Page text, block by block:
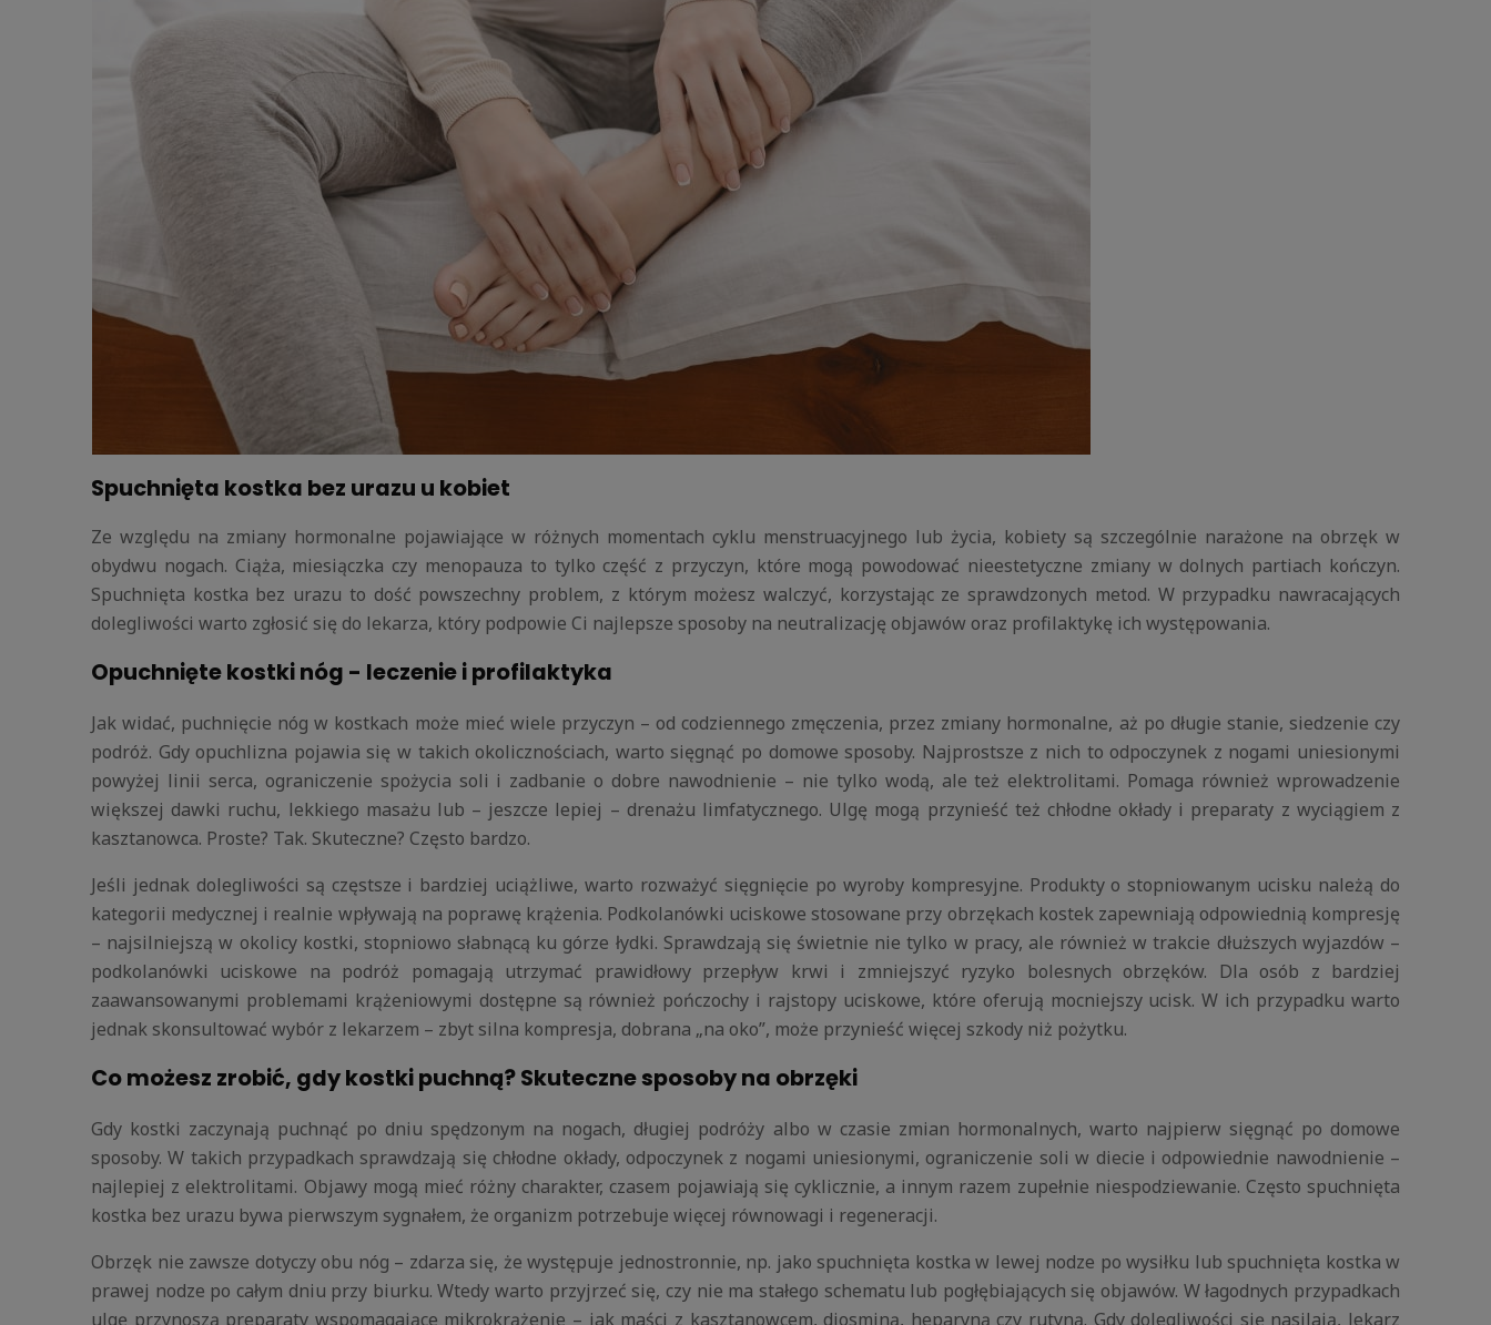
Spuchnięta kostka bez urazu u kobiet
Ze względu na zmiany hormonalne pojawiające w różnych momentach cyklu menstruacyjnego lub życia, kobiety są szczególnie narażone na obrzęk w
obydwu nogach. Ciąża, miesiączka czy menopauza to tylko część z przyczyn, które mogą powodować nieestetyczne zmiany w dolnych partiach kończyn.
Spuchnięta kostka bez urazu to dość powszechny problem, z którym możesz walczyć, korzystając ze sprawdzonych metod. W przypadku nawracających
dolegliwości warto zgłosić się do lekarza, który podpowie Ci najlepsze sposoby na neutralizację objawów oraz profilaktykę ich występowania.
Opuchnięte kostki nóg - leczenie i profilaktyka
Jak widać, puchnięcie nóg w kostkach może mieć wiele przyczyn – od codziennego zmęczenia, przez zmiany hormonalne, aż po długie stanie, siedzenie czy
podróż. Gdy opuchlizna pojawia się w takich okolicznościach, warto sięgnąć po domowe sposoby. Najprostsze z nich to odpoczynek z nogami uniesionymi
powyżej linii serca, ograniczenie spożycia soli i zadbanie o dobre nawodnienie – nie tylko wodą, ale też elektrolitami. Pomaga również wprowadzenie
większej dawki ruchu, lekkiego masażu lub – jeszcze lepiej – drenażu limfatycznego. Ulgę mogą przynieść też chłodne okłady i preparaty z wyciągiem z
kasztanowca. Proste? Tak. Skuteczne? Często bardzo.
Jeśli jednak dolegliwości są częstsze i bardziej uciążliwe, warto rozważyć sięgnięcie po wyroby kompresyjne. Produkty o stopniowanym ucisku należą do
kategorii medycznej i realnie wpływają na poprawę krążenia. Podkolanówki uciskowe stosowane przy obrzękach kostek zapewniają odpowiednią kompresję
– najsilniejszą w okolicy kostki, stopniowo słabnącą ku górze łydki. Sprawdzają się świetnie nie tylko w pracy, ale również w trakcie dłuższych wyjazdów –
podkolanówki uciskowe na podróż pomagają utrzymać prawidłowy przepływ krwi i zmniejszyć ryzyko bolesnych obrzęków. Dla osób z bardziej
zaawansowanymi problemami krążeniowymi dostępne są również pończochy i rajstopy uciskowe, które oferują mocniejszy ucisk. W ich przypadku warto
jednak skonsultować wybór z lekarzem – zbyt silna kompresja, dobrana „na oko”, może przynieść więcej szkody niż pożytku.
Co możesz zrobić, gdy kostki puchną? Skuteczne sposoby na obrzęki
Gdy kostki zaczynają puchnąć po dniu spędzonym na nogach, długiej podróży albo w czasie zmian hormonalnych, warto najpierw sięgnąć po domowe
sposoby. W takich przypadkach sprawdzają się chłodne okłady, odpoczynek z nogami uniesionymi, ograniczenie soli w diecie i odpowiednie nawodnienie –
najlepiej z elektrolitami. Objawy mogą mieć różny charakter, czasem pojawiają się cyklicznie, a innym razem zupełnie niespodziewanie. Często spuchnięta
kostka bez urazu bywa pierwszym sygnałem, że organizm potrzebuje więcej równowagi i regeneracji.
Obrzęk nie zawsze dotyczy obu nóg – zdarza się, że występuje jednostronnie, np. jako spuchnięta kostka w lewej nodze po wysiłku lub spuchnięta kostka w
prawej nodze po całym dniu przy biurku. Wtedy warto przyjrzeć się, czy nie ma stałego schematu lub pogłębiających się objawów. W łagodnych przypadkach
ulgę przynoszą preparaty wspomagające mikrokrążenie – jak maści z kasztanowcem, diosminą, heparyną czy rutyną. Gdy dolegliwości się nasilają, lekarz